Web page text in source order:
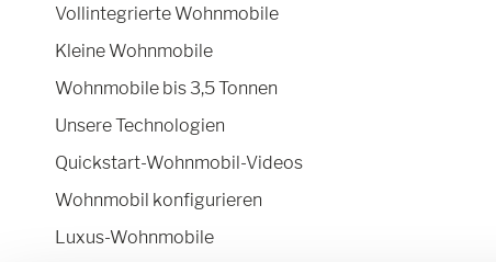
Vollintegrierte Wohnmobile
Kleine Wohnmobile
Wohnmobile bis 3,5 Tonnen
Unsere Technologien
Quickstart-Wohnmobil-Videos
Wohnmobil konfigurieren
Luxus-Wohnmobile